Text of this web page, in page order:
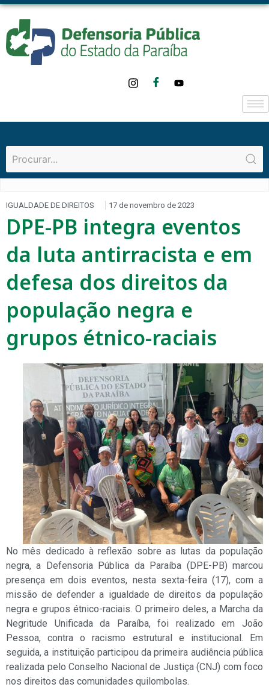
IGUALDADE DE DIREITOS 17 de novembro de 2023
DPE-PB integra eventos
da luta antirracista e em
defesa dos direitos da
população negra e
grupos étnico-raciais
No mês dedicado à reflexão sobre as lutas da população
negra, a Defensoria Pública da Paraíba (DPE-PB) marcou
presença em dois eventos, nesta sexta-feira (17), com a
missão de defender a igualdade de direitos da população
negra e grupos étnico-raciais. O primeiro deles, a Marcha da
Negritude Unificada da Paraíba, foi realizado em João
Pessoa, contra o racismo estrutural e institucional. Em
seguida, a instituição participou da primeira audiência pública
realizada pelo Conselho Nacional de Justiça (CNJ) com foco
nos direitos das comunidades quilombolas.